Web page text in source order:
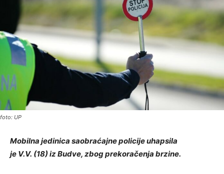
foto: UP
Mobilna jedinica saobraćajne policije uhapsila
je V.V. (18) iz Budve, zbog prekoračenja brzine.